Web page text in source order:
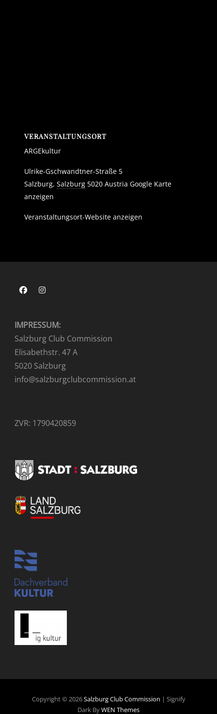
VERANSTALTUNGSORT
ARGEkultur
Ulrike-Gschwandtner-Straße 5
Salzburg, Salzburg 5020 Austria Google Karte
anzeigen
Veranstaltungsort-Website anzeigen
FacebookInstagram
IMPRESSUM:
Salzburg Club Commission
Elisabethstr. 47 A
5020 Salzburg
info@salzburgclubcommission.at
ZVR: 1790420859
Copyright © 2026Salzburg Club Commission | Signify
Dark ByWEN Themes